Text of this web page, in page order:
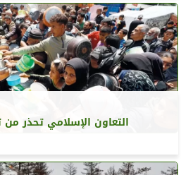
التعاون الإسلامي تحذر